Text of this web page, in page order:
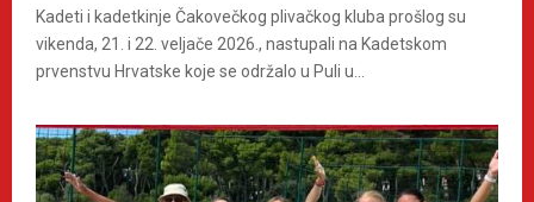
Kadeti i kadetkinje Čakovečkog plivačkog kluba prošlog su
vikenda, 21. i 22. veljače 2026., nastupali na Kadetskom
prvenstvu Hrvatske koje se održalo u Puli u...